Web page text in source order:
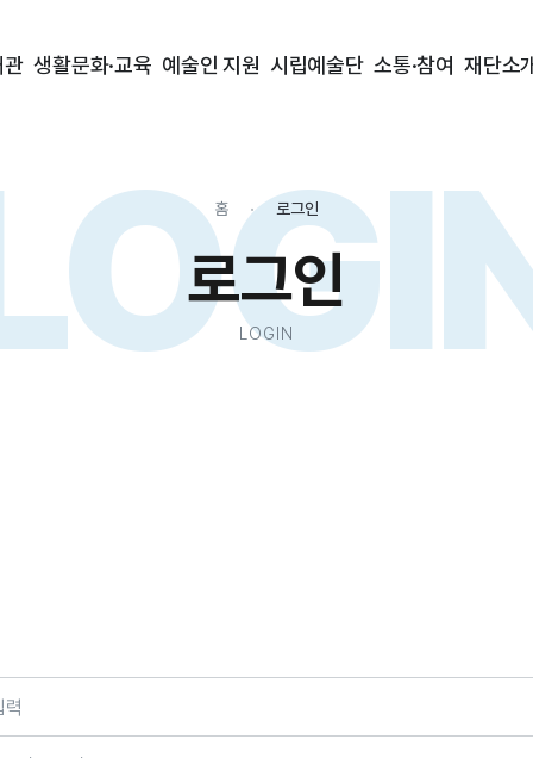
관 생활문화·교육 예술인 지원 시립예술단 소통·참여 재단소
홈 로그인
로그인
LOGIN